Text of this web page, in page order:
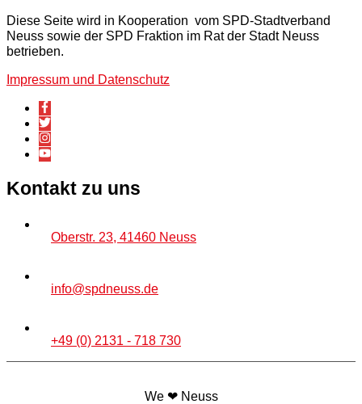
Diese Seite wird in Kooperation vom SPD-Stadtverband
Neuss sowie der SPD Fraktion im Rat der Stadt Neuss
betrieben.
Impressum und Datenschutz
Kontakt zu uns
Oberstr. 23, 41460 Neuss
info@spdneuss.de
+49 (0) 2131 - 718 730
We ❤ Neuss